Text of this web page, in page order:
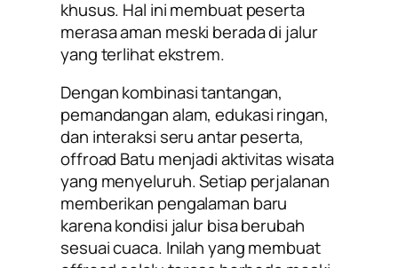
khusus. Hal ini membuat peserta
merasa aman meski berada di jalur
yang terlihat ekstrem.
Dengan kombinasi tantangan,
pemandangan alam, edukasi ringan,
dan interaksi seru antar peserta,
offroad Batu menjadi aktivitas wisata
yang menyeluruh. Setiap perjalanan
memberikan pengalaman baru
karena kondisi jalur bisa berubah
sesuai cuaca. Inilah yang membuat